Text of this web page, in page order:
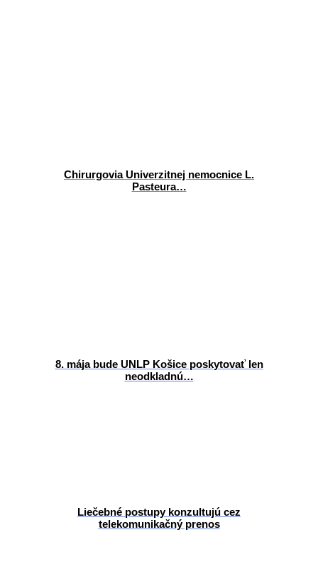
Chirurgovia Univerzitnej nemocnice L.
Pasteura…
8. mája bude UNLP Košice poskytovať len
neodkladnú…
Liečebné postupy konzultujú cez
telekomunikačný prenos